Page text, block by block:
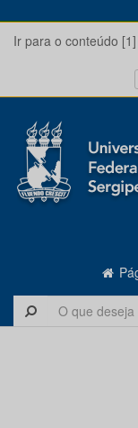
Ir para o conteúdo [1]